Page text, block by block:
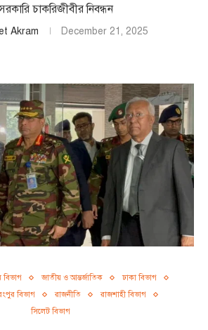
চাকরিজীবীর নিবন্ধন
Akram December 21, 2025
বিভাগ জাতীয় ও আন্তর্জাতিক
ঢাকা বিভাগ
বিভাগ রাজনীতি
রাজশাহী বিভাগ
সিলেট বিভাগ